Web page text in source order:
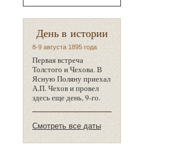
День в истории
8-9 августа 1895 года
Первая встреча
Толстого и Чехова. В
Ясную Поляну приехал
А.П. Чехов и провел
здесь еще день, 9-го.
Смотреть все даты